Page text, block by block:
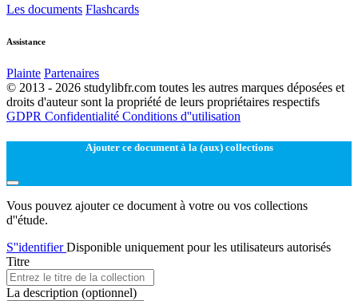
Les documents Flashcards
Assistance
Plainte Partenaires
© 2013 - 2026 studylibfr.com toutes les autres marques déposées et
droits d'auteur sont la propriété de leurs propriétaires respectifs
GDPR Confidentialité Conditions d''utilisation
Ajouter ce document à la (aux) collections
Vous pouvez ajouter ce document à votre ou vos collections
d''étude.
S''identifierDisponible uniquement pour les utilisateurs autorisés
Titre
La description (optionnel)